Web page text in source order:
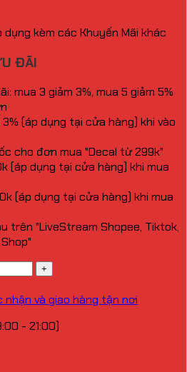
dụng kèm các Khuyến Mãi khác
ĐÃI
mua 3 giảm 3%, mua 5 giảm 5%
(áp dụng tại cửa hàng) khi vào
cho đơn mua "Decal từ 299k"
(áp dụng tại cửa hàng) khi mua
(áp dụng tại cửa hàng) khi mua
trên "LiveStream Shopee, Tiktok,
nhận và giao hàng tận nơi
- 21:00)